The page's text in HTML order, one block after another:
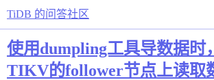
TiDB 的问答社区
使用dumpling工具导数据时
TIKV的follower节点上读取